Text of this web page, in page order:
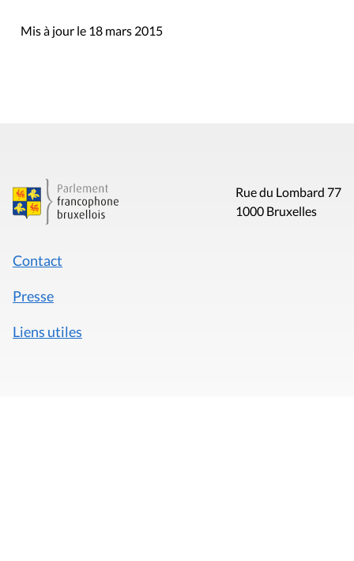
Mis à jour le 18 mars 2015
Rue du Lombard 77
1000 Bruxelles
Contact
Presse
Liens utiles